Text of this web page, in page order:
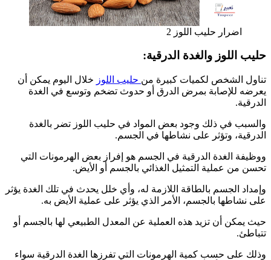
اضرار حليب اللوز 2
حليب اللوز والغدة الدرقية:
تناول الشخص لكميات كبيرة من حليب اللوز خلال اليوم يمكن أن
يعرضه للإصابة بمرض الدرق أو حدوث تضخم وتوسع في الغدة
الدرقية.
والسبب في ذلك وجود بعض المواد في حليب اللوز تضر بالغدة
الدرقية، وتؤثر على نشاطها في الجسم.
ووظيفة الغدة الدرقية في الجسم هو إفراز بعض الهرمونات التي
تحسن من عملية التمثيل الغذائي بالجسم أو الأيض.
وإمداد الجسم بالطاقة اللازمة له، وأي خلل يحدث في تلك الغدة يؤثر
على نشاطها بالجسم، الأمر الذي يؤثر على عملية الأيض به.
حيث يمكن أن تزيد هذه العملية عن المعدل الطبيعي لها بالجسم أو
تتباطئ.
وذلك على حسب كمية الهرمونات التي تفرزها الغدة الدرقية سواء